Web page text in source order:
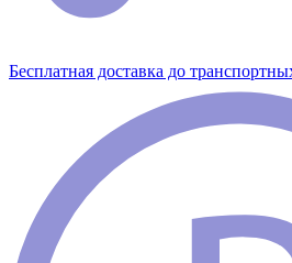
Бесплатная доставка до